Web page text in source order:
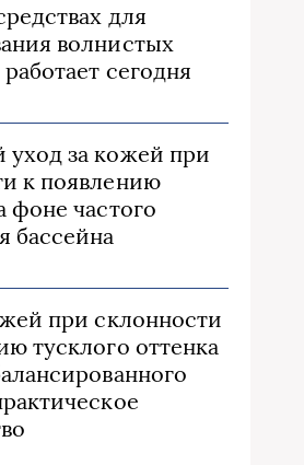
для
волнистых
сегодня
за кожей при
к появлению
фоне частого
бассейна
при склонности
тусклого оттенка